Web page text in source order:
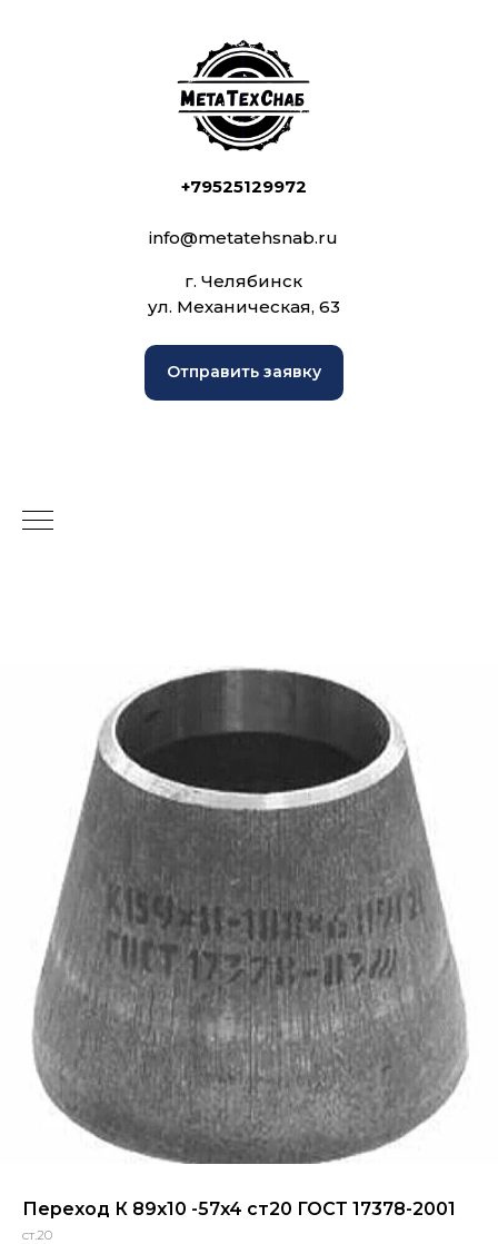
+79525129972
info@metatehsnab.ru
г. Челябинск
ул. Механическая, 63
Отправить заявку
Переход К 89x10 -57x4 ст20 ГОСТ 17378-2001
ст.20